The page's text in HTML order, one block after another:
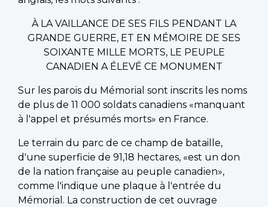
À LA VAILLANCE DE SES FILS PENDANT LA
GRANDE GUERRE, ET EN MÉMOIRE DE SES
SOIXANTE MILLE MORTS, LE PEUPLE
CANADIEN A ÉLEVÉ CE MONUMENT
Sur les parois du Mémorial sont inscrits les noms
de plus de 11 000 soldats canadiens «manquant
à l'appel et présumés morts» en France.
Le terrain du parc de ce champ de bataille,
d'une superficie de 91,18 hectares, «est un don
de la nation française au peuple canadien»,
comme l'indique une plaque à l'entrée du
Mémorial. La construction de cet ouvrage